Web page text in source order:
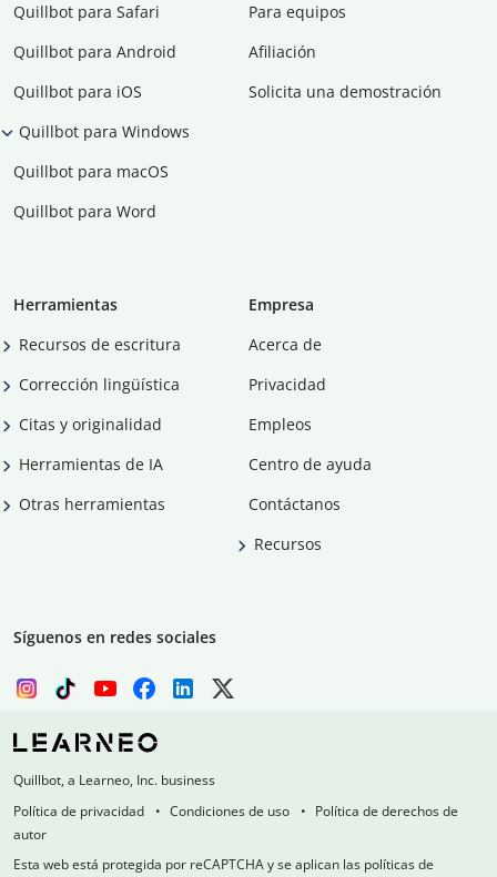
Quillbot para Safari
Quillbot para Android
Quillbot para iOS
Quillbot para Windows
Quillbot para macOS
Quillbot para Word
Para equipos
Afiliación
Solicita una demostración
Herramientas
Recursos de escritura
Corrección lingüística
Citas y originalidad
Herramientas de IA
Otras herramientas
Empresa
Acerca de
Privacidad
Empleos
Centro de ayuda
Contáctanos
Recursos
Síguenos en redes sociales
Quillbot, a Learneo, Inc. business
Política de privacidad
Condiciones de uso
Política de derechos de
autor
Esta web está protegida por reCAPTCHA y se aplican las políticas de